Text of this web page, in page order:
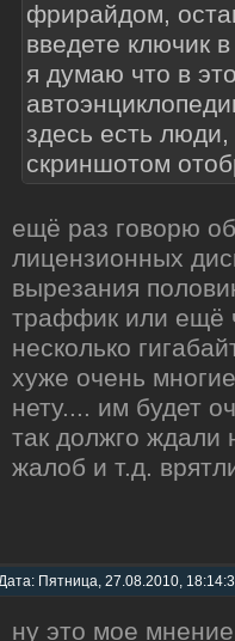
фрирайдом,
введете ключик
я думаю что в
здесь есть
скриншотом
игра :)
ещё раз говорю
лицензионных
вырезания
траффик или ещё
несколько
хуже очень
нету.... им будет
так должго ждали
жалоб и т.д.
Пятница, 27.08.2010,
ну это мое мнение